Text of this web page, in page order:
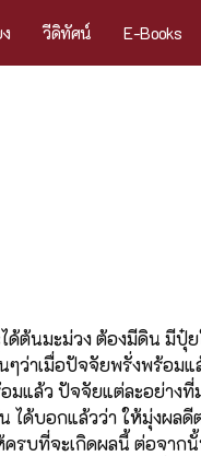
วีดิทัศน์ E-Books
ด้ต้นมะม่วง ต้องมีดิน มีปุ๋
ว่าเมื่อปัจจัยพรั่งพร้อมแ
มแล้ว ปัจจัยแต่ละอย่างที่
ได้บอกแล้วว่า ให้มุ่งผลดี
รบที่จะเกิดผลนี้ ต่อจาก